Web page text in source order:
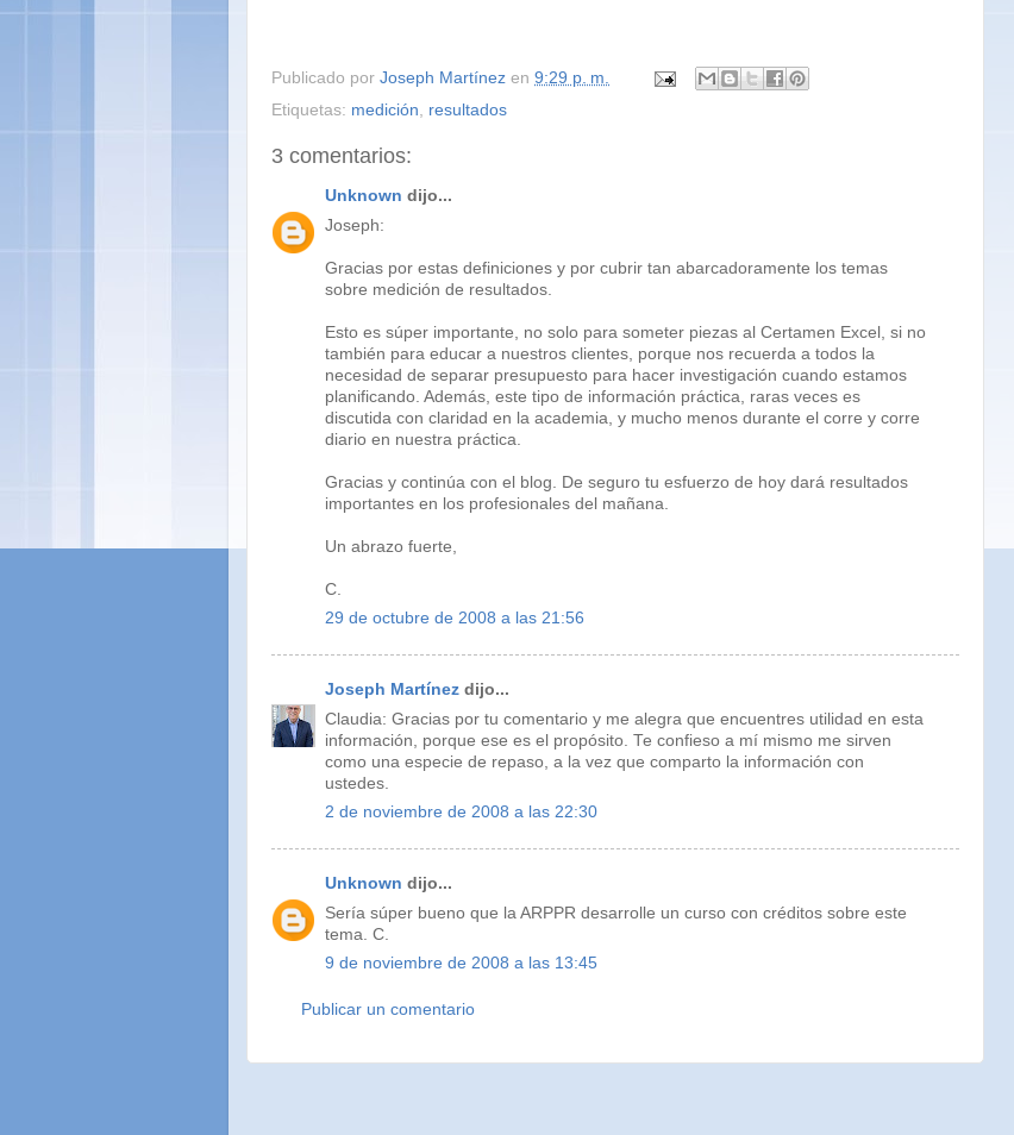
Publicado por Joseph Martínez en 9:29 p. m.
Etiquetas: medición, resultados
3 comentarios:
Unknown dijo...
Joseph:
Gracias por estas definiciones y por cubrir tan abarcadoramente los temas
sobre medición de resultados.
Esto es súper importante, no solo para someter piezas al Certamen Excel, si no
también para educar a nuestros clientes, porque nos recuerda a todos la
necesidad de separar presupuesto para hacer investigación cuando estamos
planificando. Además, este tipo de información práctica, raras veces es
discutida con claridad en la academia, y mucho menos durante el corre y corre
diario en nuestra práctica.
Gracias y continúa con el blog. De seguro tu esfuerzo de hoy dará resultados
importantes en los profesionales del mañana.
Un abrazo fuerte,
C.
29 de octubre de 2008 a las 21:56
Joseph Martínez dijo...
Claudia: Gracias por tu comentario y me alegra que encuentres utilidad en esta
información, porque ese es el propósito. Te confieso a mí mismo me sirven
como una especie de repaso, a la vez que comparto la información con
ustedes.
2 de noviembre de 2008 a las 22:30
Unknown dijo...
Sería súper bueno que la ARPPR desarrolle un curso con créditos sobre este
tema. C.
9 de noviembre de 2008 a las 13:45
Publicar un comentario